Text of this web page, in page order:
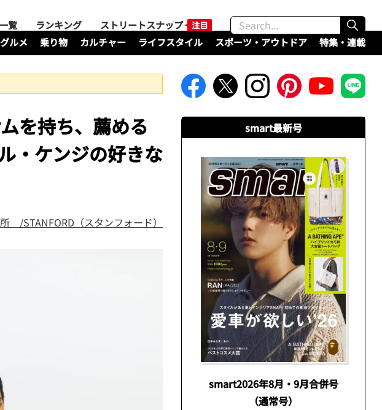
覧 ランキング
ストリートスナップ
グルメ 乗り物 カルチャー ライフスタイル スポーツ・アウトドア 特集・連載
を持ち、薦める
・ケンジの好きな
/STANFORD（スタンフォード）
smart最新号
smart2026年8月・9月合併号
（通常号）